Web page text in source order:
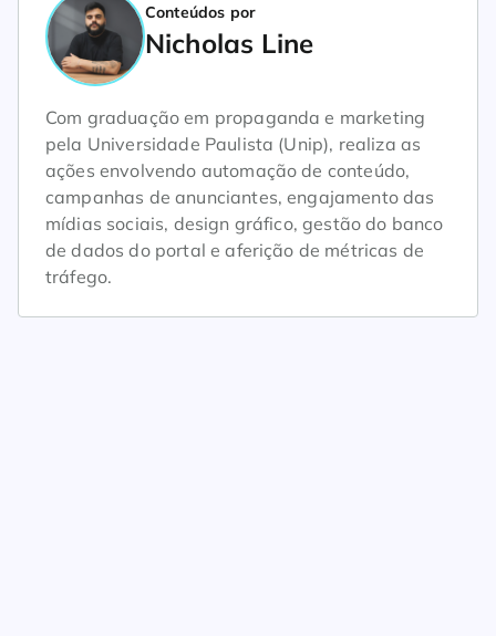
Conteúdos por
Nicholas Line
Com graduação em propaganda e marketing
pela Universidade Paulista (Unip), realiza as
ações envolvendo automação de conteúdo,
campanhas de anunciantes, engajamento das
mídias sociais, design gráfico, gestão do banco
de dados do portal e aferição de métricas de
tráfego.